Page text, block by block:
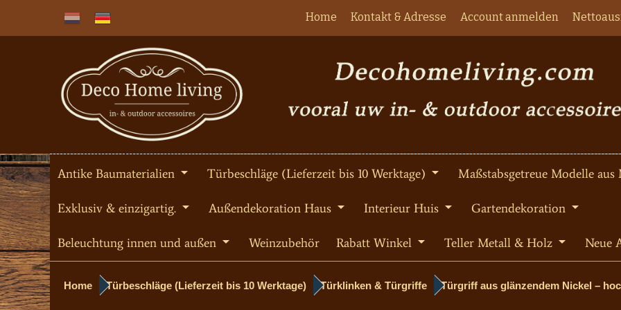
Home Kontakt & Adresse Account anmelden
Antike Baumaterialien Türbeschläge (Lieferzeit bis 10 Werktage) Maßstabsgetreue Modelle
Exklusiv & einzigartig. Außendekoration Haus Interieur Huis Gartendekoration
Beleuchtung innen und außen Weinzubehör Rabatt Winkel Teller Metall & Holz Neue
Home Türbeschläge (Lieferzeit bis 10 Werktage) Türklinken & Türgriffe Türgriff aus glänzendem Nickel –